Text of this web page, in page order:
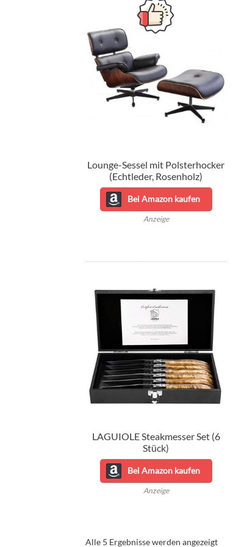
Lounge-Sessel mit Polsterhocker
(Echtleder, Rosenholz)
Bei Amazon kaufen
Anzeige
LAGUIOLE Steakmesser Set (6
Stück)
Bei Amazon kaufen
Anzeige
Alle 5 Ergebnisse werden angezeigtNach